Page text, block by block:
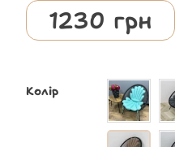
1230 грн
Колір